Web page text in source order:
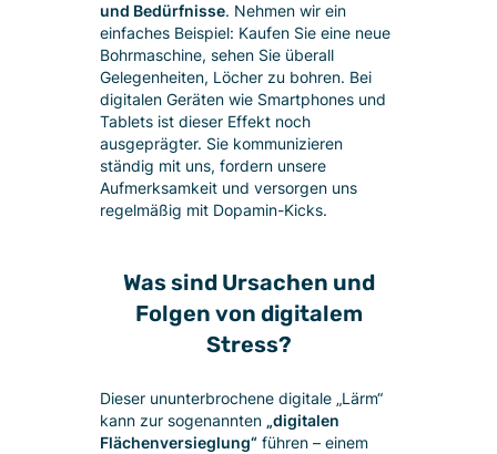
und Bedürfnisse. Nehmen wir ein
einfaches Beispiel: Kaufen Sie eine neue
Bohrmaschine, sehen Sie überall
Gelegenheiten, Löcher zu bohren. Bei
digitalen Geräten wie Smartphones und
Tablets ist dieser Effekt noch
ausgeprägter. Sie kommunizieren
ständig mit uns, fordern unsere
Aufmerksamkeit und versorgen uns
regelmäßig mit Dopamin-Kicks.
Was sind Ursachen und
Folgen von digitalem
Stress?
Dieser ununterbrochene digitale „Lärm“
kann zur sogenannten „digitalen
Flächenversieglung“führen – einem